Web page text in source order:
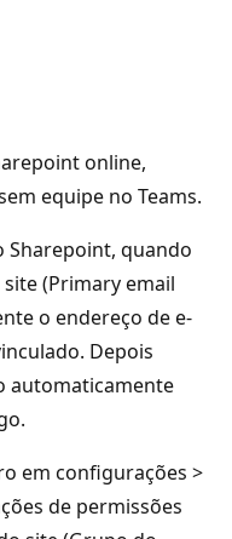
online,
equipe no Teams.
Sharepoint, quando
(Primary email
o endereço de e-
Depois
automaticamente
em configurações >
de permissões